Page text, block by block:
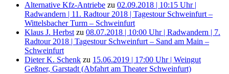
Alternative Kfz-Antriebe zu 02.09.2018 | 10:15 Uhr |
Radwandern | 11. Radtour 2018 | Tagestour Schweinfurt –
Wittelsbacher Turm – Schweinfurt
Klaus J. Herbst zu 08.07.2018 | 10:00 Uhr | Radwandern | 7.
Radtour 2018 | Tagestour Schweinfurt – Sand am Main –
Schweinfurt
Dieter K. Schenk zu 15.06.2019 | 17:00 Uhr | Weingut
Geßner, Garstadt (Abfahrt am Theater Schweinfurt)